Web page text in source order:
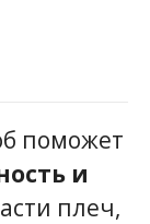
поможет
и
плеч,